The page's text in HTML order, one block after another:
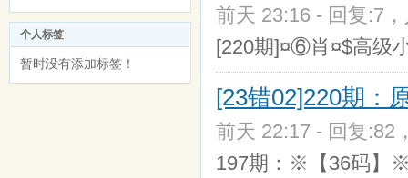
个人标签
暂时没有添加标签！
前天 23:16 - 回复:7
[220期]¤⑥肖¤$高级
[23错02]220期：
前天 22:17 - 回复:82
197期：※【36码】※